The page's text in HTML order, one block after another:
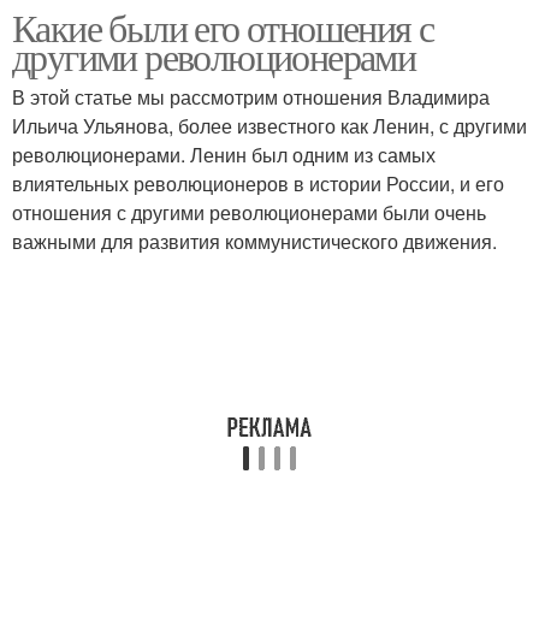
Какие были его отношения с
другими революционерами
В этой статье мы рассмотрим отношения Владимира
Ильича Ульянова, более известного как Ленин, с другими
революционерами. Ленин был одним из самых
влиятельных революционеров в истории России, и его
отношения с другими революционерами были очень
важными для развития коммунистического движения.